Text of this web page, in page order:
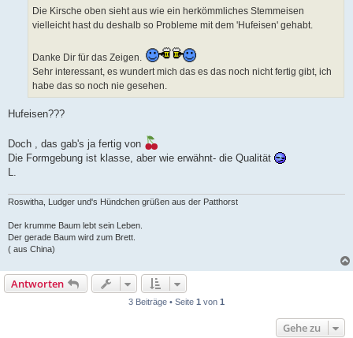
Die Kirsche oben sieht aus wie ein herkömmliches Stemmeisen
vielleicht hast du deshalb so Probleme mit dem 'Hufeisen' gehabt.
Danke Dir für das Zeigen.
Sehr interessant, es wundert mich das es das noch nicht fertig gibt, ich
habe das so noch nie gesehen.
Hufeisen???
Doch , das gab's ja fertig von
Die Formgebung ist klasse, aber wie erwähnt- die Qualität
L.
Roswitha, Ludger und's Hündchen grüßen aus der Patthorst
Der krumme Baum lebt sein Leben.
Der gerade Baum wird zum Brett.
( aus China)
Antworten
3 Beiträge • Seite 1 von 1
Gehe zu